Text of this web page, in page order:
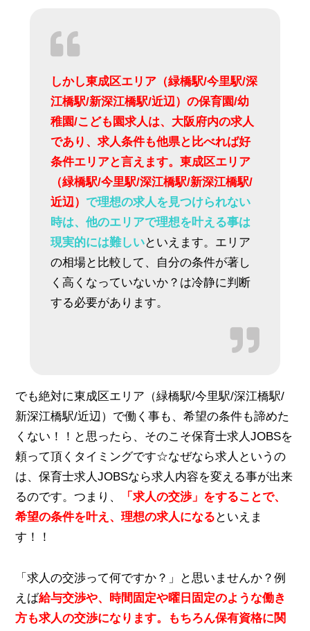
しかし東成区エリア（緑橋駅/今里駅/深
江橋駅/新深江橋駅/近辺）の保育園/幼
稚園/こども園求人は、大阪府内の求人
であり、求人条件も他県と比べれば好
条件エリアと言えます。東成区エリア
（緑橋駅/今里駅/深江橋駅/新深江橋駅/
近辺） で理想の求人を見つけられない
時は、他のエリアで理想を叶える事は
現実的には難しいといえます。エリア
の相場と比較して、自分の条件が著し
く高くなっていないか？は冷静に判断
する必要があります。
でも絶対に東成区エリア（緑橋駅/今里駅/深江橋駅/
新深江橋駅/近辺）で働く事も、希望の条件も諦めた
くない！！と思ったら、そのこそ保育士求人JOBSを
頼って頂くタイミングです☆なぜなら求人というの
は、保育士求人JOBSなら求人内容を変える事が出来
るのです。つまり、
「求人の交渉」をすることで、
希望の条件を叶え、理想の求人になる といえま
す！！
「求人の交渉って何ですか？」と思いませんか？例
えば給与交渉や、時間固定や曜日固定のような働き
方も求人の交渉になります。もちろん保有資格に関